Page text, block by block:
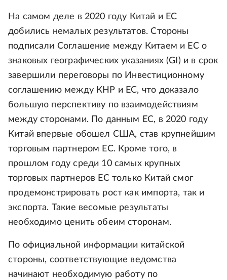
На самом деле в 2020 году Китай и ЕС
добились немалых результатов. Стороны
подписали Соглашение между Китаем и ЕС о
знаковых географических указаниях (GI) и в срок
завершили переговоры по Инвестиционному
соглашению между КНР и ЕС, что доказало
большую перспективу по взаимодействиям
между сторонами. По данным ЕС, в 2020 году
Китай впервые обошел США, став крупнейшим
торговым партнером ЕС. Кроме того, в
прошлом году среди 10 самых крупных
торговых партнеров ЕС только Китай смог
продемонстрировать рост как импорта, так и
экспорта. Такие весомые результаты
необходимо ценить обеим сторонам.
По официальной информации китайской
стороны, соответствующие ведомства
начинают необходимую работу по